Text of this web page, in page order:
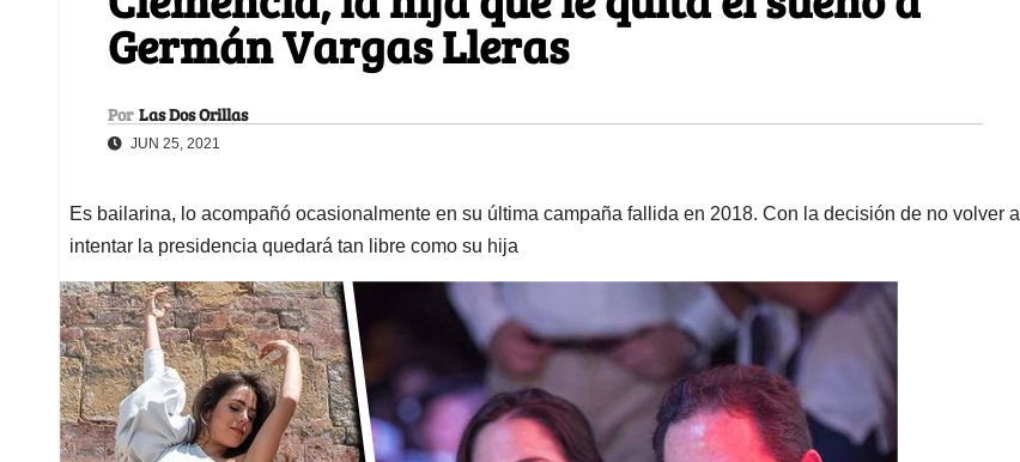
Germán Vargas Lleras
Por Las Dos Orillas
JUN 25, 2021
Es bailarina, lo acompañó ocasionalmente en su última campaña fallida en 2018. Con la decisión de no volver a
intentar la presidencia quedará tan libre como su hija